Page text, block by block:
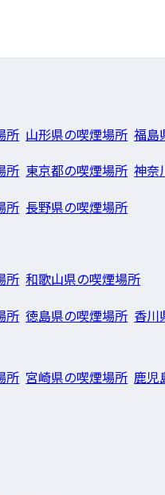
所 山形県の喫煙場所 福島
所 東京都の喫煙場所 神奈
所 長野県の喫煙場所
所 和歌山県の喫煙場所
所 徳島県の喫煙場所 香川
所 宮崎県の喫煙場所 鹿児